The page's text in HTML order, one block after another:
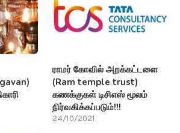
ராமர் கோவில் அறக்கட்டளை
(Ram temple trust)
கணக்குகள் டிசிஎஸ் மூலம்
நிர்வகிக்கப்படும்!!!
24/10/2021